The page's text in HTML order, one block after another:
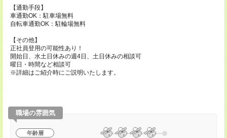
【通勤手段】
車通勤OK：駐車場無料
自転車通勤OK：駐輪場無料
【その他】
正社員登用の可能性あり！
開始日、水土日休みの週4日、土日休みの相談可
曜日・時間など相談可
※詳細はご紹介時にご説明いたします。
職場の雰囲気
年齢層